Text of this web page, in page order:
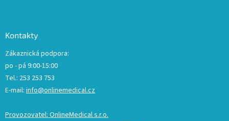
Kontakty
Zákaznická podpora:
po - pá 9:00-15:00
Tel.: 253 253 753
E-mail: info@onlinemedical.cz
Provozovatel: OnlineMedical s.r.o.